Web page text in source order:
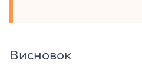
Висновок